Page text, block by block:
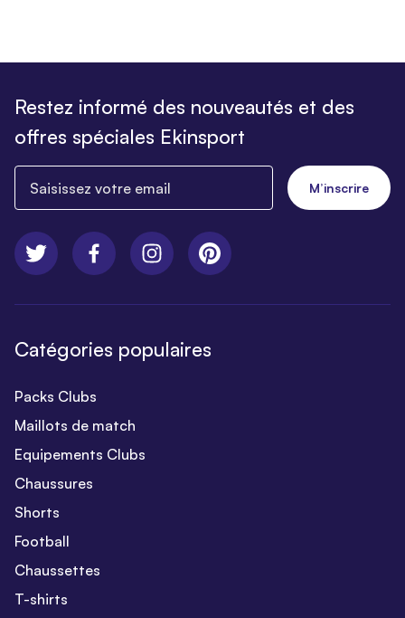
Restez informé des nouveautés et des
offres spéciales Ekinsport
M’inscrire
Catégories populaires
Packs Clubs
Maillots de match
Equipements Clubs
Chaussures
Shorts
Football
Chaussettes
T-shirts